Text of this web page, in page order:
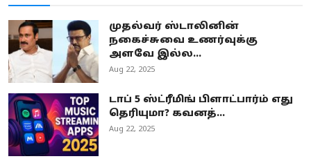
முதல்வர் ஸ்டாலினின்
நகைச்சுவை உணர்வுக்கு
அளவே இல்ல...
Aug 22, 2025
டாப் 5 ஸ்ட்ரீமிங் பிளாட்பார்ம் எது
தெரியுமா? கவனத்...
Aug 22, 2025